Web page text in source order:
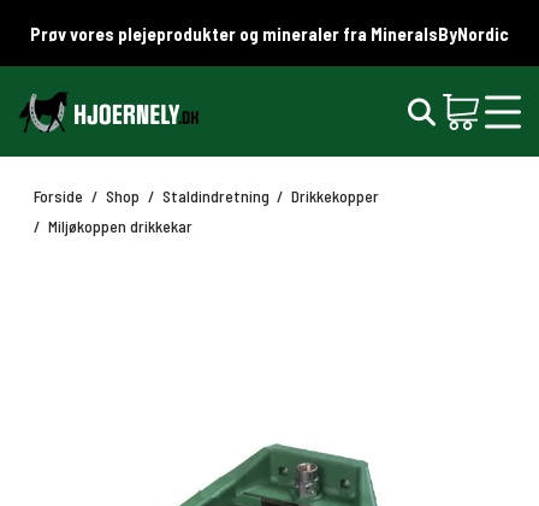
Prøv vores plejeprodukter og mineraler fra MineralsByNordic
Forside / Shop / Staldindretning / Drikkekopper
/ Miljøkoppen drikkekar